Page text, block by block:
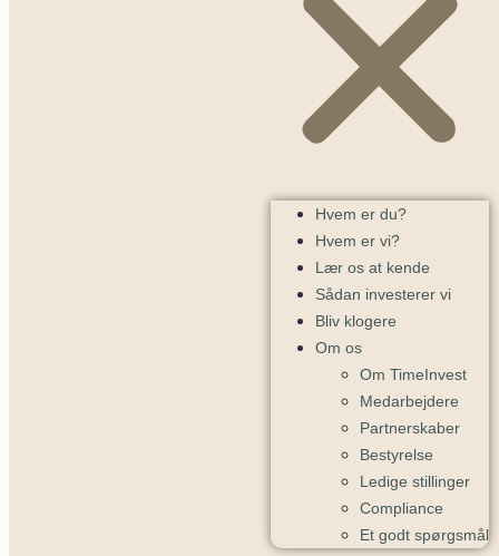
Hvem er du?
Hvem er vi?
Lær os at kende
Sådan investerer vi
Bliv klogere
Om os
Om TimeInvest
Medarbejdere
Partnerskaber
Bestyrelse
Ledige stillinger
Compliance
Et godt spørgsmål